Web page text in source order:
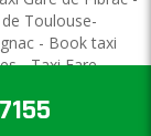
Toulouse-
- Book taxi
-Taxi Fare
Fare toulouse